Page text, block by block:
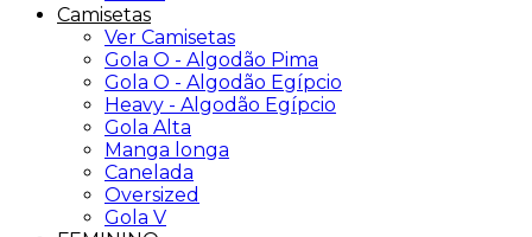
Camisetas
Ver Camisetas
Gola O - Algodão Pima
Gola O - Algodão Egípcio
Heavy - Algodão Egípcio
Gola Alta
Manga longa
Canelada
Oversized
Gola V